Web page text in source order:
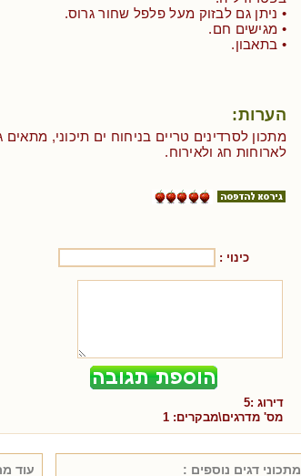
• ניתן גם לבזוק מעל פלפל שחור גרוס.
• מגישים חם.
• בתאבון.
הערות:
מתכון לסרדינים טריים בניחוח ים תיכוני, מתאים
לארוחות חג ולאירוח.
כינוי :
דירוג :5
מס' מדרגים\מבקרים: 1
מתכוני דגים נוספים : עוד